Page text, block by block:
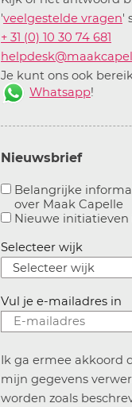
'veelgestelde vragen'
+ 31 (0) 10 30 74 681
Je kunt ons ook
Whatsapp!
Nieuwsbrief
Belangrijke
over Maak Capelle
Aanvinken om
Nieuwe initiatieven
Selecteer wijk
Vul je e-mailadres in
Ik ga ermee akkoord
mijn gegevens
worden zoals